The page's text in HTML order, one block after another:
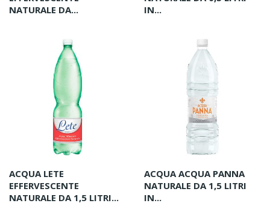
NATURALE DA...
IN...
ACQUA LETE
EFFERVESCENTE
NATURALE DA 1,5 LITRI...
ACQUA ACQUA PANNA
NATURALE DA 1,5 LITRI
IN...